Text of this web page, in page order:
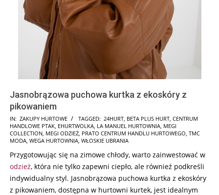
Jasnobrązowa puchowa kurtka z ekoskóry z
pikowaniem
2025-
12-
05
IN: ZAKUPY HURTOWE TAGGED: 24HURT BETA PLUS HURT CENTRUM
HANDLOWE PTAK EHURTWOLKA LA MANUEL HURTOWNIA MEGI
COLLECTION MEGI ODZIEŻ PRATO CENTRUM HANDLU HURTOWEGO TMC
MODA WEGA HURTOWNIA WŁOSKIE UBRANIA
Przygotowując się na zimowe chłody, warto zainwestować w
odzież, która nie tylko zapewni ciepło, ale również podkreśli
indywidualny styl. Jasnobrązowa puchowa kurtka z ekoskóry
z pikowaniem, dostępna w hurtowni kurtek, jest idealnym